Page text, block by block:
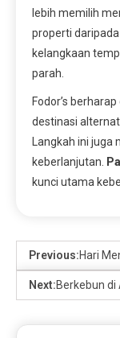
lebih memilih
properti
kelangkaan
parah.
Fodor’s
destinasi
Langkah ini
keberlanjutan.
kunci utama
Previous:Hari
Next:Berkebun